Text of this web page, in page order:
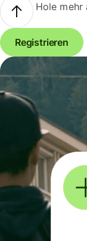
Hole mehr
Registrieren